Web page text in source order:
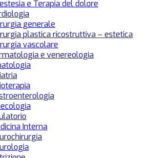
e Terapia del dolore
generale
plastica ricostruttiva – estetica
vascolare
e venereologia
Interna